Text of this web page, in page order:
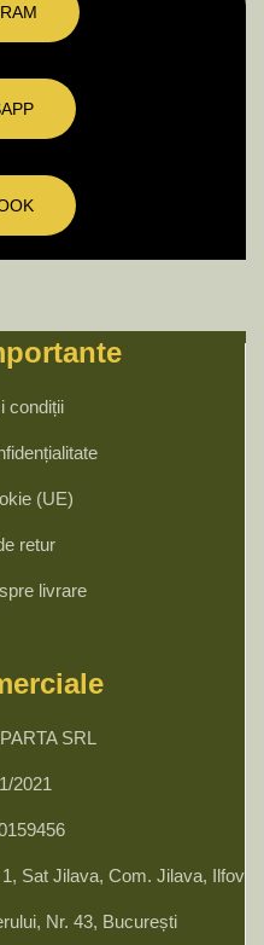
condiții
(UE)
retur
livrare
SRL
2021
Sat Jilava, Com. Jilava, Ilfov
Nr. 43, București